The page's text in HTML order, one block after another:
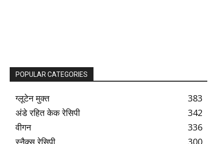
POPULAR CATEGORIES
ग्लूटेन मुक्त
383
अंडे रहित केक रेसिपी
342
वीगन
336
स्नैक्स रेसिपी
300